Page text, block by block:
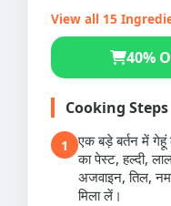
View all 15
40%
Cooking Steps
1
एक बड़े बर्तन में
का पेस्ट, हल्दी,
अजवाइन, तिल,
मिला लें।